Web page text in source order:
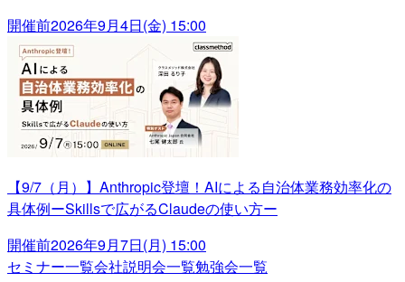
開催前2026年9月4日(金) 15:00
【9/7（月）】Anthropic登壇！AIによる自治体業務効率化の
具体例ーSkillsで広がるClaudeの使い方ー
開催前2026年9月7日(月) 15:00
セミナー一覧会社説明会一覧勉強会一覧